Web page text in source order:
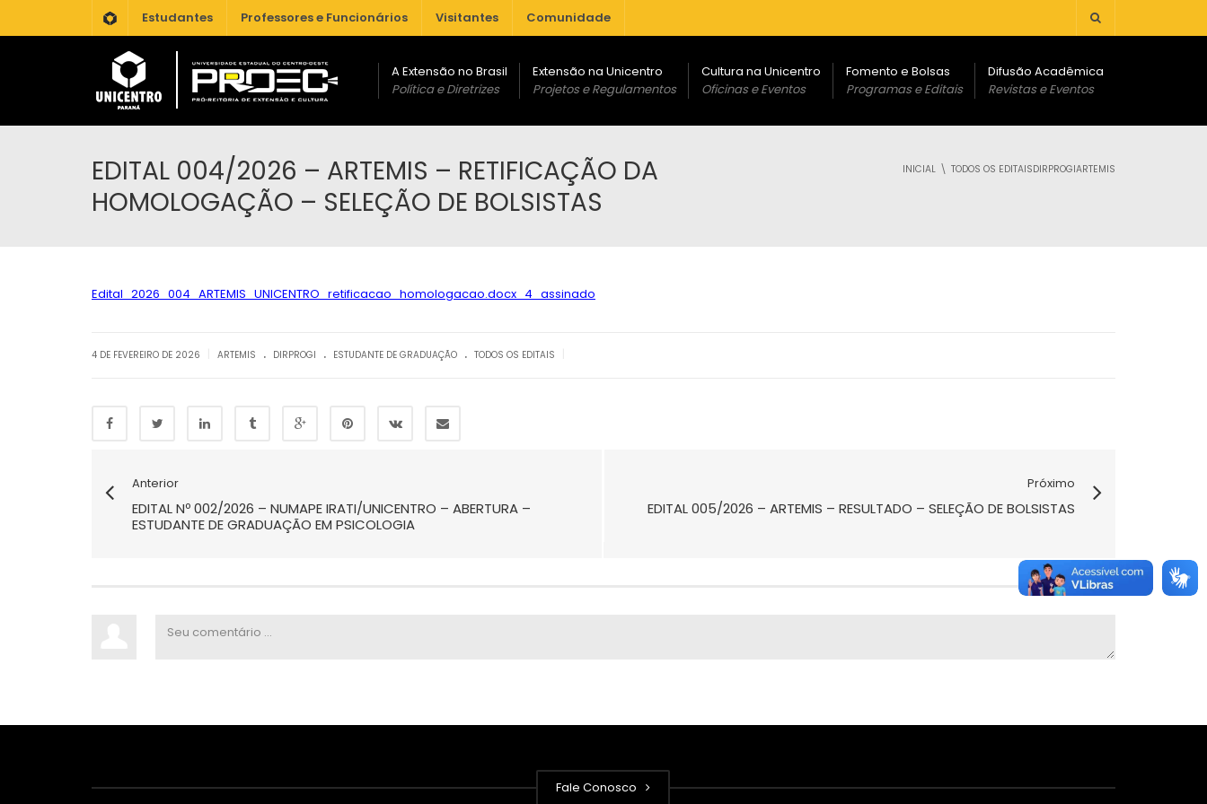
. Estudantes Professores e Funcionários Visitantes Comunidade
A Extensão no Brasil
Política e Diretrizes
Extensão na Unicentro
Projetos e Regulamentos
Cultura na Unicentro
Oficinas e Eventos
Fomento e Bolsas
Programas e Editais
Difusão Acadêmica
Revistas e Eventos
EDITAL 004/2026 – ARTEMIS – RETIFICAÇÃO DA
HOMOLOGAÇÃO – SELEÇÃO DE BOLSISTAS
INICIAL TODOS OS EDITAISDIRPROGIARTEMIS
Edital_2026_004_ARTEMIS_UNICENTRO_retificacao_homologacao.docx_4_assinado
4 DE FEVEREIRO DE 2026 ARTEMIS . DIRPROGI . ESTUDANTE DE GRADUAÇÃO . TODOS OS EDITAIS
Anterior
EDITAL Nº 002/2026 – NUMAPE IRATI/UNICENTRO – ABERTURA –
ESTUDANTE DE GRADUAÇÃO EM PSICOLOGIA
Próximo
EDITAL 005/2026 – ARTEMIS – RESULTADO – SELEÇÃO DE BOLSISTAS
Fale Conosco